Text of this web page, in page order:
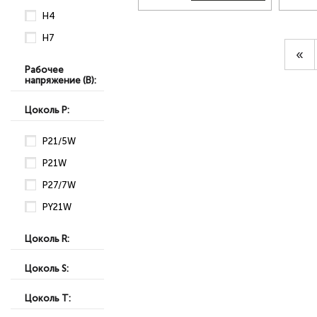
H4
H7
Рабочее
напряжение (В):
Цоколь P:
P21/5W
P21W
P27/7W
PY21W
Цоколь R:
Цоколь S:
Цоколь T:
«